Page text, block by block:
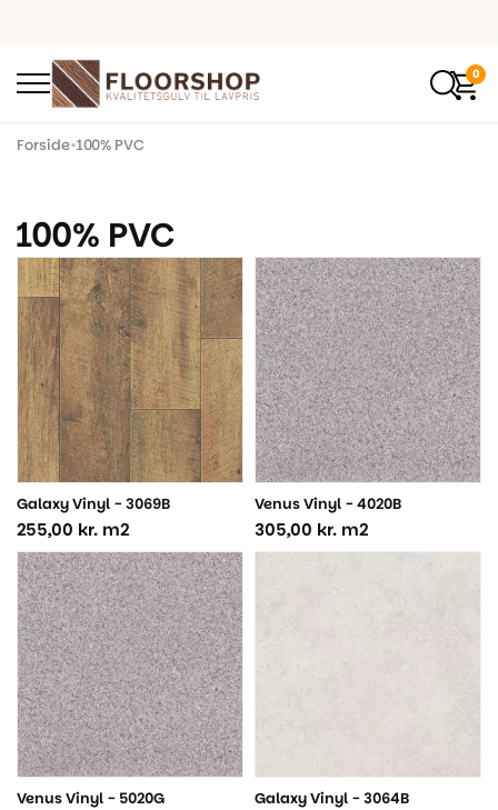
0
Forside•100% PVC
100% PVC
Galaxy Vinyl - 3069B
255,00 kr. m2
Venus Vinyl - 4020B
305,00 kr. m2
Venus Vinyl - 5020G Galaxy Vinyl - 3064B